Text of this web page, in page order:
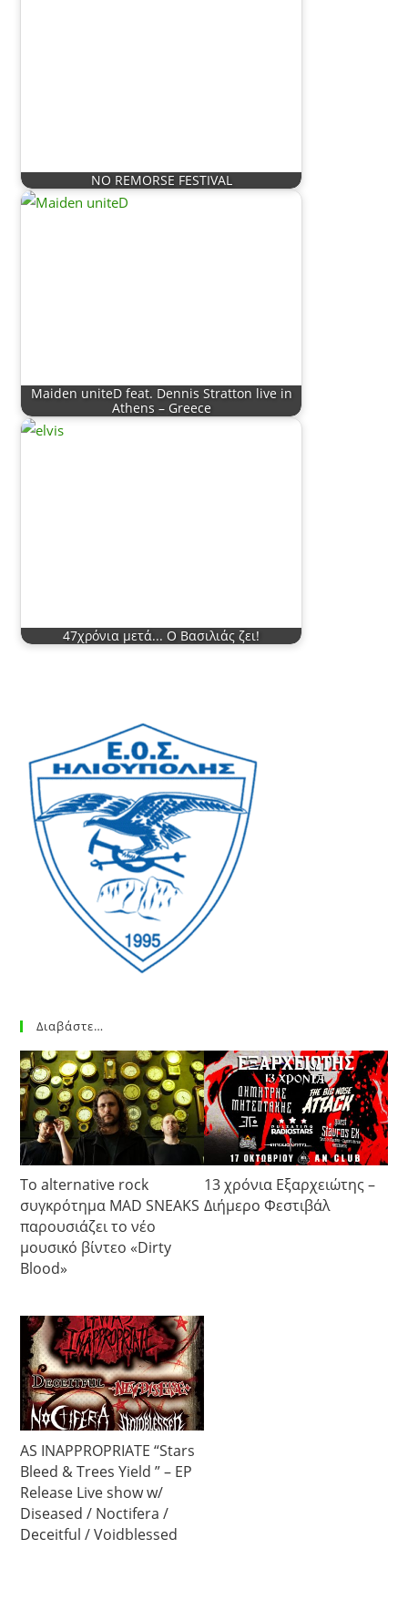
NO REMORSE FESTIVAL
Maiden uniteD feat. Dennis Stratton live in
Athens – Greece
47χρόνια μετά... Ο Βασιλιάς ζει!
Διαβάστε…
Το alternative rock
συγκρότημα MAD SNEAKS
παρουσιάζει το νέο
μουσικό βίντεο «Dirty
Blood»
13 χρόνια Εξαρχειώτης –
Διήμερο Φεστιβάλ
AS INAPPROPRIATE “Stars
Bleed & Trees Yield ” – EP
Release Live show w/
Diseased / Noctifera /
Deceitful / Voidblessed